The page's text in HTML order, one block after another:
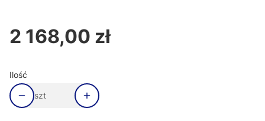
Cena
2 168,00 zł
Ilość
szt